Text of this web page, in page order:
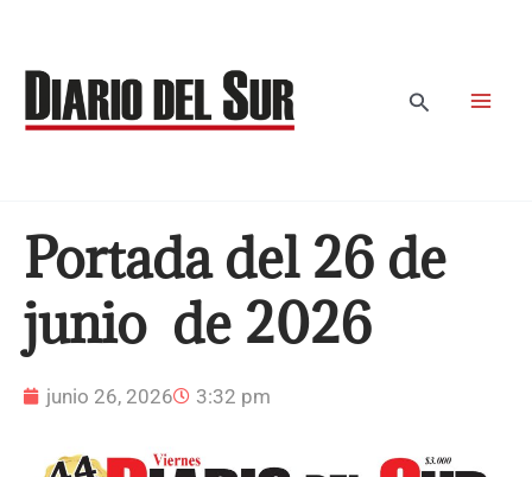
contenido
Buscar
Portada del 26 de
junio de 2026
junio 26, 2026 3:32 pm